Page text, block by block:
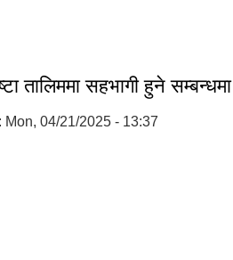
तालिममा सहभागी हुने सम्बन्धमा |
Mon, 04/21/2025 - 13:37